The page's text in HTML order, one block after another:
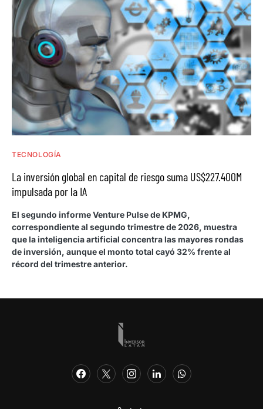
TECNOLOGÍA
La inversión global en capital de riesgo suma US$227.400M
impulsada por la IA
El segundo informe Venture Pulse de KPMG,
correspondiente al segundo trimestre de 2026, muestra
que la inteligencia artificial concentra las mayores rondas
de inversión, aunque el monto total cayó 32% frente al
récord del trimestre anterior.